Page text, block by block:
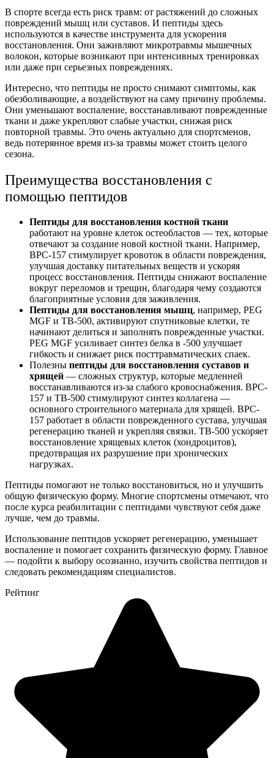
В спорте всегда есть риск травм: от растяжений до сложных
повреждений мышц или суставов. И пептиды здесь
используются в качестве инструмента для ускорения
восстановления. Они заживляют микротравмы мышечных
волокон, которые возникают при интенсивных тренировках
или даже при серьезных повреждениях.
Интересно, что пептиды не просто снимают симптомы, как
обезболивающие, а воздействуют на саму причину проблемы.
Они уменьшают воспаление, восстанавливают поврежденные
ткани и даже укрепляют слабые участки, снижая риск
повторной травмы. Это очень актуально для спортсменов,
ведь потерянное время из-за травмы может стоить целого
сезона.
Преимущества восстановления с
помощью пептидов
Пептиды для восстановления костной ткани
работают на уровне клеток остеобластов — тех, которые
отвечают за создание новой костной ткани. Например,
BPC-157 стимулирует кровоток в области повреждения,
улучшая доставку питательных веществ и ускоряя
процесс восстановления. Пептиды снижают воспаление
вокруг переломов и трещин, благодаря чему создаются
благоприятные условия для заживления.
Пептиды для восстановления мышц, например, PEG
MGF и TB-500, активируют спутниковые клетки, те
начинают делиться и заполнять поврежденные участки.
PEG MGF усиливает синтез белка в -500 улучшает
гибкость и снижает риск посттравматических спаек.
Полезны пептиды для восстановления суставов и
хрящей — сложных структур, которые медленней
восстанавливаются из-за слабого кровоснабжения. BPC-
157 и TB-500 стимулируют синтез коллагена —
основного строительного материала для хрящей. BPC-
157 работает в области поврежденного сустава, улучшая
регенерацию тканей и укрепляя связки. TB-500 ускоряет
восстановление хрящевых клеток (хондроцитов),
предотвращая их разрушение при хронических
нагрузках.
Пептиды помогают не только восстановиться, но и улучшить
общую физическую форму. Многие спортсмены отмечают, что
после курса реабилитации с пептидами чувствуют себя даже
лучше, чем до травмы.
Использование пептидов ускоряет регенерацию, уменьшает
воспаление и помогает сохранить физическую форму. Главное
— подойти к выбору осознанно, изучить свойства пептидов и
следовать рекомендациям специалистов.
Рейтинг